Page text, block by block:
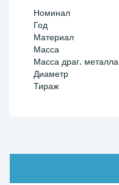
Номинал
Год
Материал
Масса
Масса драг. металла
Диаметр
Тираж